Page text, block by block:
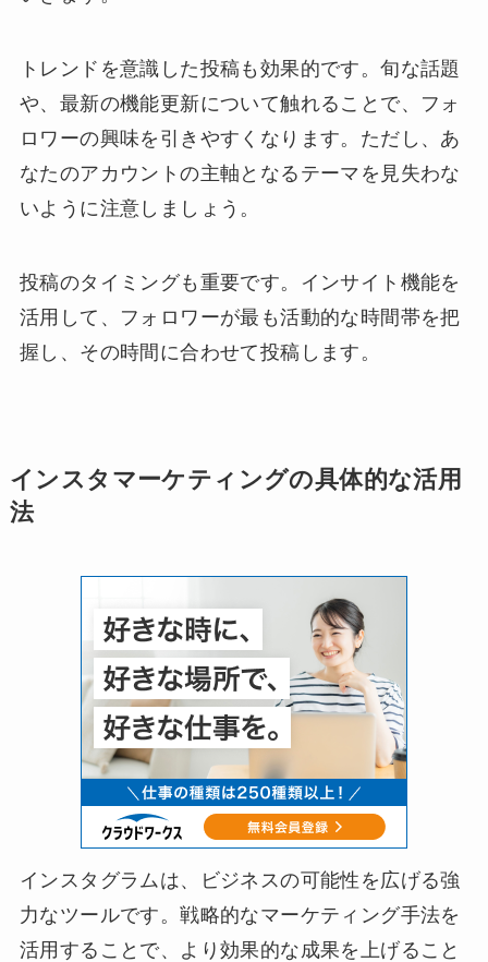
トレンドを意識した投稿も効果的です。旬な話題
や、最新の機能更新について触れることで、フォ
ロワーの興味を引きやすくなります。ただし、あ
なたのアカウントの主軸となるテーマを見失わな
いように注意しましょう。
投稿のタイミングも重要です。インサイト機能を
活用して、フォロワーが最も活動的な時間帯を把
握し、その時間に合わせて投稿します。
インスタマーケティングの具体的な活用
法
インスタグラムは、ビジネスの可能性を広げる強
力なツールです。戦略的なマーケティング手法を
活用することで、より効果的な成果を上げること